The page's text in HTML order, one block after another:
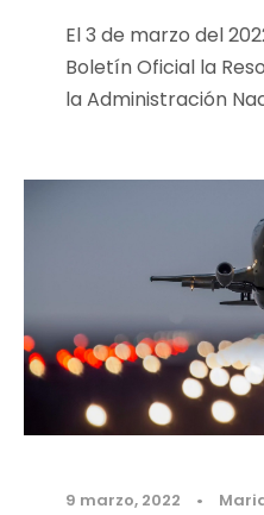
El 3 de marzo del
Boletín Oficial la
la Administración
9 marzo, 2022 •